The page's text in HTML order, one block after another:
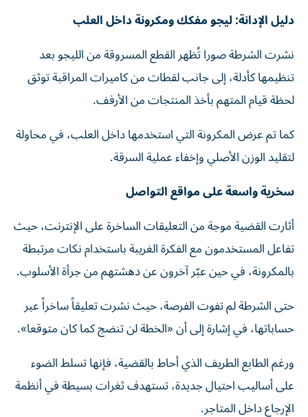
دليل الإدانة: ليجو مفكك ومكرونة داخل العلب
نشرت الشرطة صورا تُظهر القطع المسروقة من الليجو بعد
تنظيمها كأدلة، إلى جانب لقطات من كاميرات المراقبة توثق
لحظة قيام المتهم بأخذ المنتجات من الأرفف.
كما تم عرض المكرونة التي استخدمها داخل العلب، في محاولة
لتقليد الوزن الأصلي وإخفاء عملية السرقة.
سخرية واسعة على مواقع التواصل
أثارت القضية موجة من التعليقات الساخرة على الإنترنت، حيث
تفاعل المستخدمون مع الفكرة الغريبة باستخدام نكات مرتبطة
بالمكرونة، في حين عبّر آخرون عن دهشتهم من جرأة الأسلوب.
حتى الشرطة لم تفوت الفرصة، حيث نشرت تعليقاً ساخراً عبر
حساباتها، في إشارة إلى أن «الخطة لن تنضج كما كان متوقعا».
ورغم الطابع الطريف الذي أحاط بالقضية، فإنها تسلط الضوء
على أساليب احتيال جديدة، تستهدف ثغرات بسيطة في أنظمة
الإرجاع داخل المتاجر.